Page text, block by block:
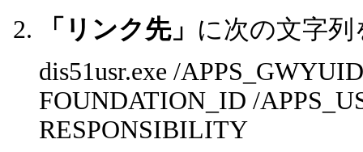
「リンク先」 に次の文字
dis51usr.exe /
FOUNDATION_ID /
RESPONSIBILITY